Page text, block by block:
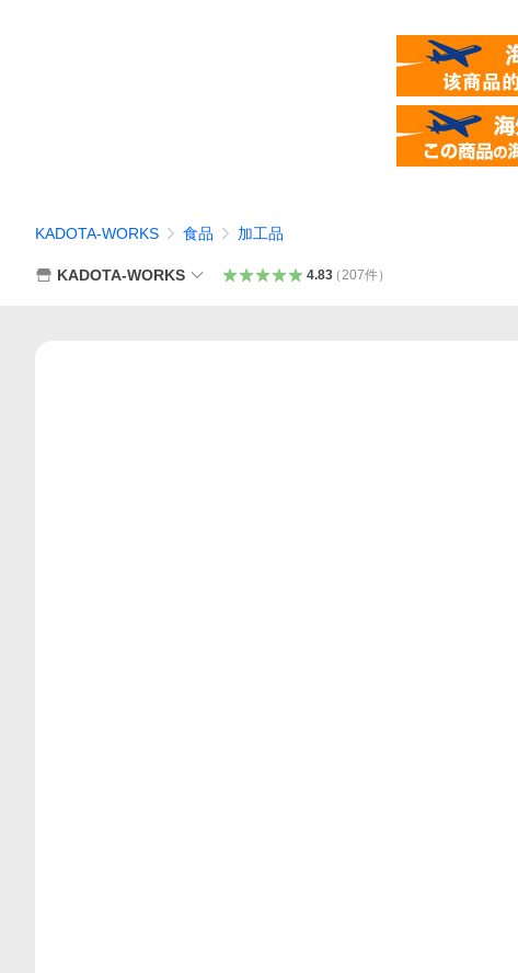
KADOTA-WORKS 食品 加工品
KADOTA-WORKS 4.83（207件）